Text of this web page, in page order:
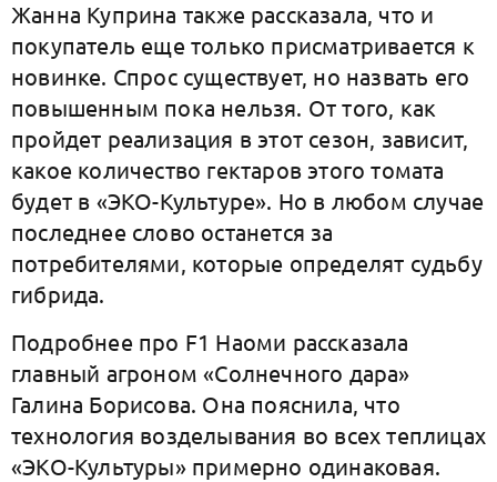
Жанна Куприна также рассказала, что и
покупатель еще только присматривается к
новинке. Спрос существует, но назвать его
повышенным пока нельзя. От того, как
пройдет реализация в этот сезон, зависит,
какое количество гектаров этого томата
будет в «ЭКО-Культуре». Но в любом случае
последнее слово останется за
потребителями, которые определят судьбу
гибрида.
Подробнее про F1 Наоми рассказала
главный агроном «Солнечного дара»
Галина Борисова. Она пояснила, что
технология возделывания во всех теплицах
«ЭКО-Культуры» примерно одинаковая.